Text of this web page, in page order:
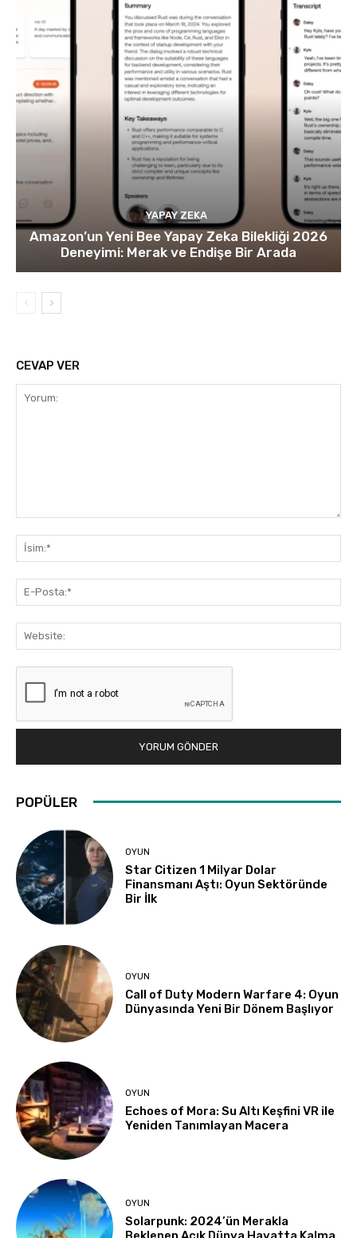
YAPAY ZEKA
Amazon’un Yeni Bee Yapay Zeka Bilekliği 2026
Deneyimi: Merak ve Endişe Bir Arada
CEVAP VER
POPÜLER
OYUN
Star Citizen 1 Milyar Dolar
Finansmanı Aştı: Oyun Sektöründe
Bir İlk
OYUN
Call of Duty Modern Warfare 4: Oyun
Dünyasında Yeni Bir Dönem Başlıyor
OYUN
Echoes of Mora: Su Altı Keşfini VR ile
Yeniden Tanımlayan Macera
OYUN
Solarpunk: 2024’ün Merakla